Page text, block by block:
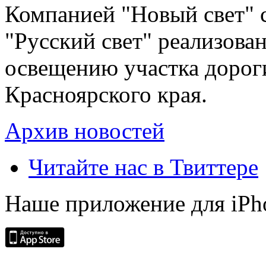
Компанией "Новый свет"
"Русский свет"
освещению участка
Красноярского края.
Архив новостей
Читайте нас в Твиттере
Наше приложение для